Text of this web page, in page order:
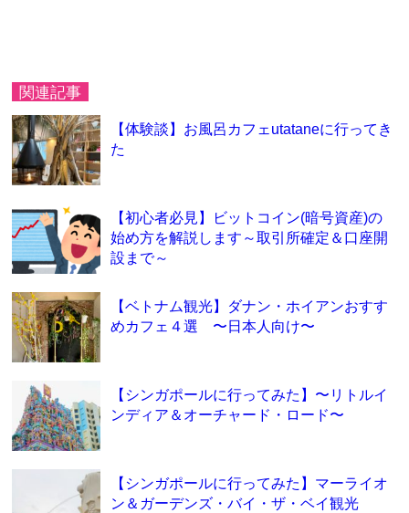
関連記事
【体験談】お風呂カフェutataneに行ってき
た
【初心者必見】ビットコイン(暗号資産)の
始め方を解説します～取引所確定＆口座開
設まで～
【ベトナム観光】ダナン・ホイアンおすす
めカフェ４選 〜日本人向け〜
【シンガポールに行ってみた】〜リトルイ
ンディア＆オーチャード・ロード〜
【シンガポールに行ってみた】マーライオ
ン＆ガーデンズ・バイ・ザ・ベイ観光